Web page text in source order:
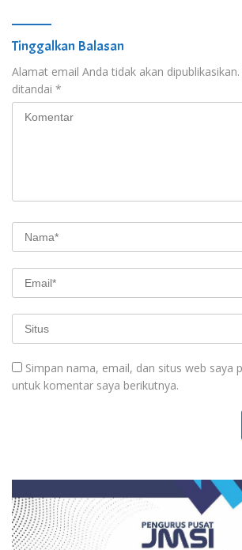
Tinggalkan Balasan
Alamat email Anda tidak akan dipublikasikan.
ditandai *
Simpan nama, email, dan situs web saya
untuk komentar saya berikutnya.